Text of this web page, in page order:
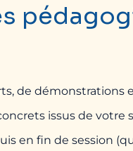
de démonstrations
issus de
en fin de session